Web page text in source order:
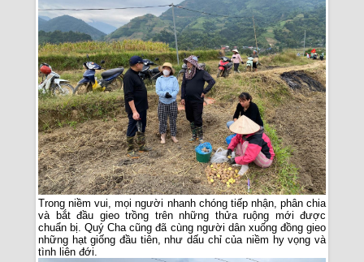
Trong niềm vui, mọi người nhanh chóng tiếp nhận, phân chia
và bắt đầu gieo trồng trên những thửa ruộng mới được
chuẩn bị. Quý Cha cũng đã cùng người dân xuống đồng gieo
những hạt giống đầu tiên, như dấu chỉ của niềm hy vọng và
tình liên đới.